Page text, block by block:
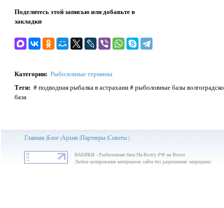
Поделитесь этой записью или добавьте в
закладки
Категории: Рыболовные термины
Теги: # подводная рыбалка в астрахани # рыболовные базы
база
Главная |Блог|Архив|Партнеры|Советы|
ВАБИКИ - Рыболовная база На-Волгу.РФ на Волге
Любое копирование материалов сайта без разрешения запрещено;